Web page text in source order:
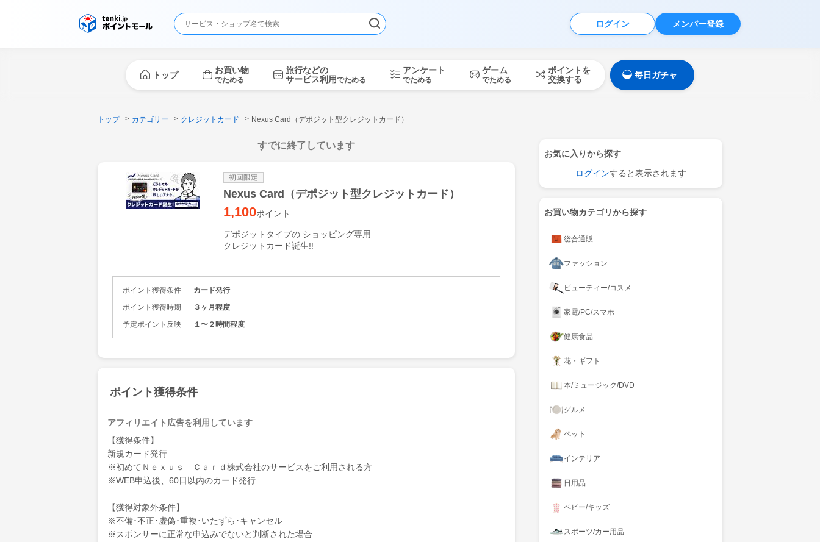
ログイン メンバー登録
トップ お買い物
でためる
旅行などの
サービス利用でためる
アンケート
でためる
ゲーム
でためる
ポイントを
交換する
毎日ガチャ
トップ カテゴリー クレジットカード Nexus Card（デポジット型クレジットカード）
すでに終了しています
初回限定
Nexus Card（デポジット型クレジットカード）
1,100ポイント
デポジットタイプの ショッピング専用
クレジットカード誕生!!
ポイント獲得条件
カード発行
ポイント獲得時期
３ヶ月程度
予定ポイント反映
１〜２時間程度
ポイント獲得条件
アフィリエイト広告を利用しています
【獲得条件】
新規カード発行
※初めてＮｅｘｕｓ＿Ｃａｒｄ株式会社のサービスをご利用される方
※WEB申込後、60日以内のカード発行
【獲得対象外条件】
※不備･不正･虚偽･重複･いたずら･キャンセル
※スポンサーに正常な申込みでないと判断された場合
お気に入りから探す
ログインすると表示されます
お買い物カテゴリから探す
総合通販
ファッション
ビューティー/コスメ
家電/PC/スマホ
健康食品
花・ギフト
本/ミュージック/DVD
グルメ
ペット
インテリア
日用品
ベビー/キッズ
スポーツ/カー用品